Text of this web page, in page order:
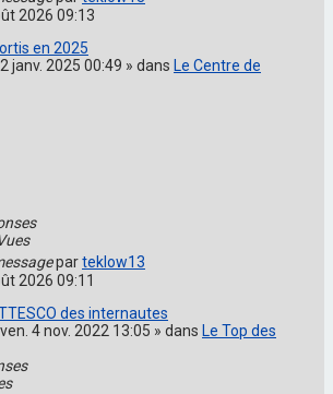
2026 09:13
en 2025
janv. 2025 00:49 » dans Le Centre de
parteklow13
2026 09:11
des internautes
4 nov. 2022 13:05 » dans Le Top des